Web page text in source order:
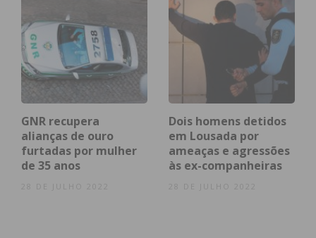
Eu li e concordo com ostermos e
condições
GNR recupera
alianças de ouro
furtadas por mulher
de 35 anos
Dois homens detidos
em Lousada por
ameaças e agressões
às ex-companheiras